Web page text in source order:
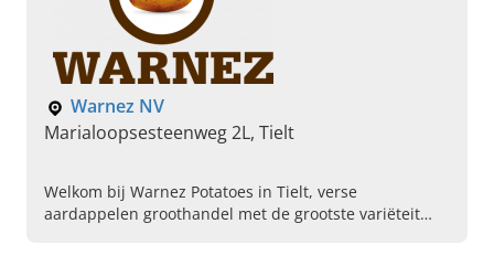
Warnez NV
Marialoopsesteenweg 2L, Tielt
Welkom bij Warnez Potatoes in Tielt, verse
aardappelen groothandel met de grootste variëteit